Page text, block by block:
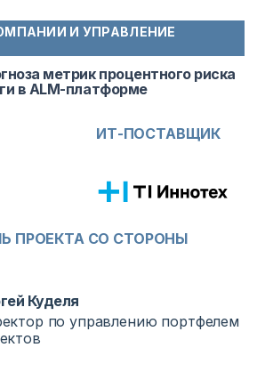
И УПРАВЛЕНИЕ
метрик процентного риска
в ALM-платформе
ИТ-ПОСТАВЩИК
ПРОЕКТА СО СТОРОНЫ
Куделя
по управлению портфелем